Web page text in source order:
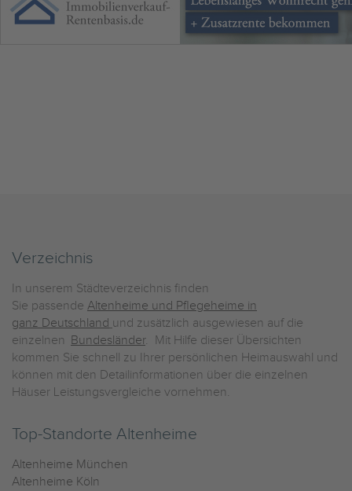
Verzeichnis
In unserem Städteverzeichnis finden
Sie passende Altenheime und Pflegeheime in
ganz Deutschland und zusätzlich ausgewiesen auf die
einzelnen Bundesländer. Mit Hilfe dieser Übersichten
kommen Sie schnell zu Ihrer persönlichen Heimauswahl und
können mit den Detailinformationen über die einzelnen
Häuser Leistungsvergleiche vornehmen.
Top-Standorte Altenheime
Altenheime München
Altenheime Köln